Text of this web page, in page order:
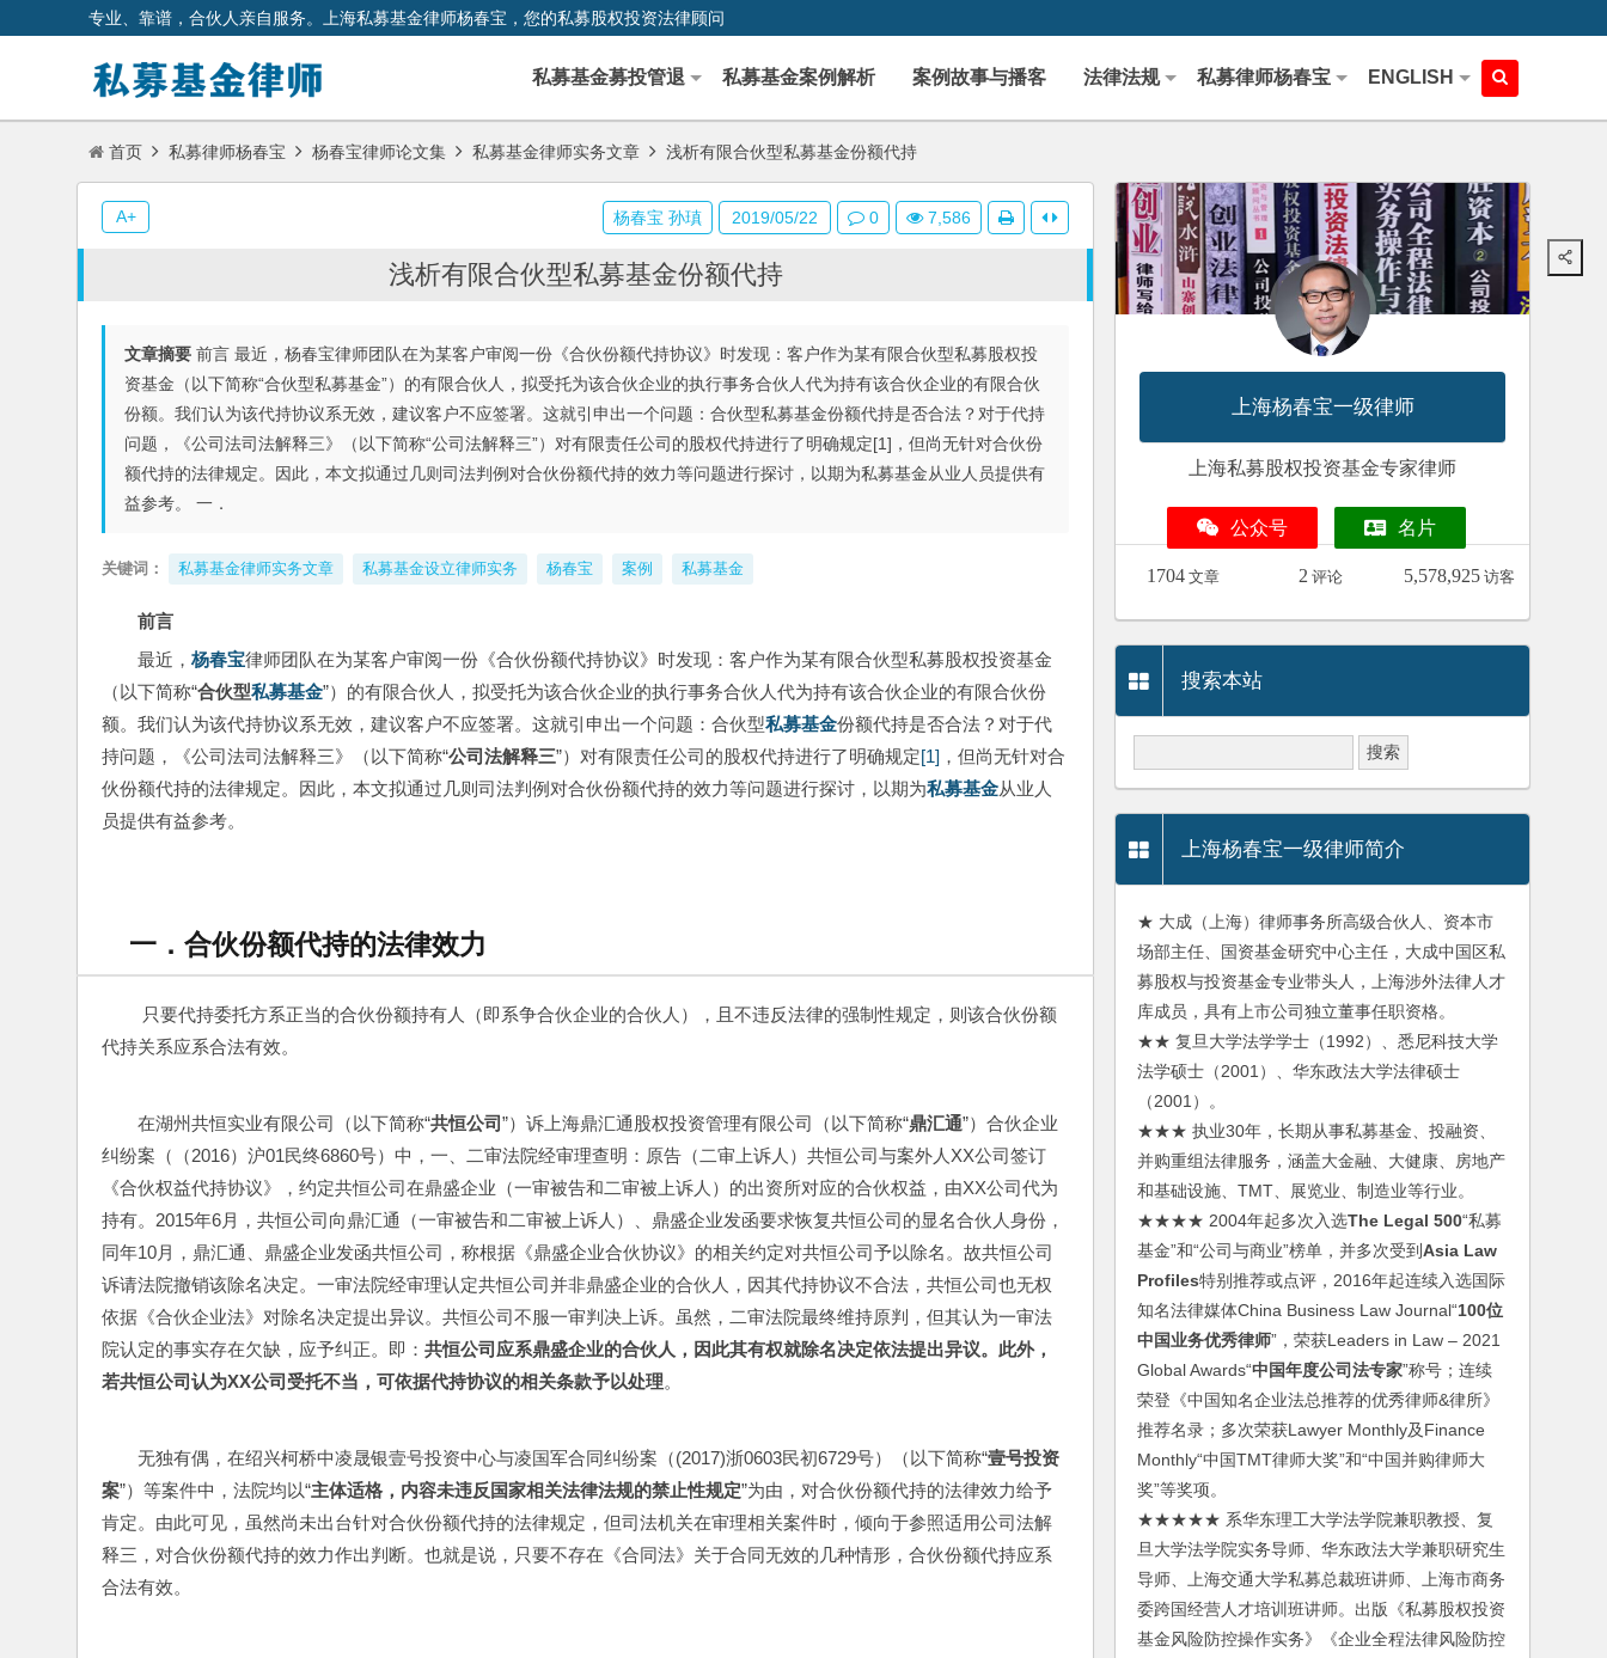
专业、靠谱，合伙人亲自服务。上海私募基金律师杨春宝，您的私募股权投资法律顾问
私募基金募投管退 私募基金案例解析 案例故事与播客 法律法规 私募律师杨春宝 ENGLISH
首页 私募律师杨春宝 杨春宝律师论文集 私募基金律师实务文章 浅析有限合伙型私募基金份额代持
浅析有限合伙型私募基金份额代持
文章摘要 前言 最近，杨春宝律师团队在为某客户审阅一份《合伙份额代持协议》时发现：客户作为某有限合伙型私募股权投
资基金（以下简称“合伙型私募基金”）的有限合伙人，拟受托为该合伙企业的执行事务合伙人代为持有该合伙企业的有限合伙
份额。我们认为该代持协议系无效，建议客户不应签署。这就引申出一个问题：合伙型私募基金份额代持是否合法？对于代持
问题，《公司法司法解释三》（以下简称“公司法解释三”）对有限责任公司的股权代持进行了明确规定[1]，但尚无针对合伙份
额代持的法律规定。因此，本文拟通过几则司法判例对合伙份额代持的效力等问题进行探讨，以期为私募基金从业人员提供有
益参考。 一．
关键词： 私募基金律师实务文章 私募基金设立律师实务 杨春宝 案例 私募基金
前言
最近， 杨春宝律师团队在为某客户审阅一份《合伙份额代持协议》时发现：客户作为某有限合伙型私募股权投资基金
（以下简称“合伙型私募基金”）的有限合伙人，拟受托为该合伙企业的执行事务合伙人代为持有该合伙企业的有限合伙份
额。我们认为该代持协议系无效，建议客户不应签署。这就引申出一个问题：合伙型私募基金份额代持是否合法？对于代
持问题，《公司法司法解释三》（以下简称“公司法解释三”）对有限责任公司的股权代持进行了明确规定[1] ，但尚无针对合
伙份额代持的法律规定。因此，本文拟通过几则司法判例对合伙份额代持的效力等问题进行探讨，以期为私募基金从业人
员提供有益参考。
一．合伙份额代持的法律效力
只要代持委托方系正当的合伙份额持有人（即系争合伙企业的合伙人），且不违反法律的强制性规定，则该合伙份额
代持关系应系合法有效。
在湖州共恒实业有限公司（以下简称“共恒公司”）诉上海鼎汇通股权投资管理有限公司（以下简称“鼎汇通”）合伙企业
纠纷案（（2016）沪01民终6860号）中，一、二审法院经审理查明：原告（二审上诉人）共恒公司与案外人XX公司签订
《合伙权益代持协议》，约定共恒公司在鼎盛企业（一审被告和二审被上诉人）的出资所对应的合伙权益，由XX公司代为
持有。2015年6月，共恒公司向鼎汇通（一审被告和二审被上诉人）、鼎盛企业发函要求恢复共恒公司的显名合伙人身份，
同年10月，鼎汇通、鼎盛企业发函共恒公司，称根据《鼎盛企业合伙协议》的相关约定对共恒公司予以除名。故共恒公司
诉请法院撤销该除名决定。一审法院经审理认定共恒公司并非鼎盛企业的合伙人，因其代持协议不合法，共恒公司也无权
依据《合伙企业法》对除名决定提出异议。共恒公司不服一审判决上诉。虽然，二审法院最终维持原判，但其认为一审法
院认定的事实存在欠缺，应予纠正。即： 共恒公司应系鼎盛企业的合伙人，因此其有权就除名决定依法提出异议。此外，
若共恒公司认为XX公司受托不当，可依据代持协议的相关条款予以处理。
无独有偶，在绍兴柯桥中凌晟银壹号投资中心与凌国军合同纠纷案（(2017)浙0603民初6729号）（以下简称“壹号投资
案”）等案件中，法院均以“主体适格，内容未违反国家相关法律法规的禁止性规定”为由，对合伙份额代持的法律效力给予
肯定。由此可见，虽然尚未出台针对合伙份额代持的法律规定，但司法机关在审理相关案件时，倾向于参照适用公司法解
释三，对合伙份额代持的效力作出判断。也就是说，只要不存在《合同法》关于合同无效的几种情形，合伙份额代持应系
合法有效。
杨春宝 孙瑱 2019/05/22 0 7,586
A+
上海杨春宝一级律师
上海私募股权投资基金专家律师
公众号 名片
1704 文章 2 评论 5,578,925 访客
搜索本站
上海杨春宝一级律师简介
★ 大成（上海）律师事务所高级合伙人、资本市
场部主任、国资基金研究中心主任，大成中国区私
募股权与投资基金专业带头人，上海涉外法律人才
库成员，具有上市公司独立董事任职资格。
★★ 复旦大学法学学士（1992）、悉尼科技大学
法学硕士（2001）、华东政法大学法律硕士
（2001）。
★★★ 执业30年，长期从事私募基金、投融资、
并购重组法律服务，涵盖大金融、大健康、房地产
和基础设施、TMT、展览业、制造业等行业。
★★★★ 2004年起多次入选The Legal 500“私募
基金”和“公司与商业”榜单，并多次受到Asia Law
Profiles特别推荐或点评，2016年起连续入选国际
知名法律媒体China Business Law Journal“100位
中国业务优秀律师”，荣获Leaders in Law – 2021
Global Awards“中国年度公司法专家”称号；连续
荣登《中国知名企业法总推荐的优秀律师&律所》
推荐名录；多次荣获Lawyer Monthly及Finance
Monthly“中国TMT律师大奖”和“中国并购律师大
奖”等奖项。
★★★★★ 系华东理工大学法学院兼职教授、复
旦大学法学院实务导师、华东政法大学兼职研究生
导师、上海交通大学私募总裁班讲师、上海市商务
委跨国经营人才培训班讲师。出版《私募股权投资
基金风险防控操作实务》《企业全程法律风险防控